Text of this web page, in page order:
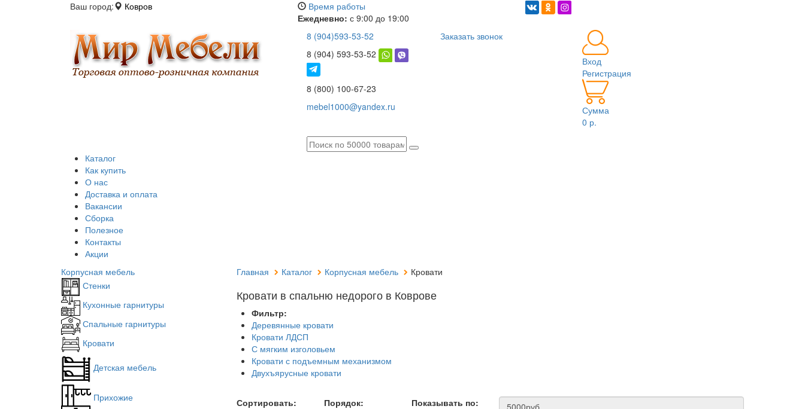
Ваш город: Ковров
Время работы
Ежедневно: с 9:00 до 19:00
8 (904)593-53-52
8 (904) 593-53-52
8 (800) 100-67-23
mebel1000@yandex.ru
Заказать звонок
Вход
Регистрация
Сумма
0 р.
Каталог
Как купить
О нас
Доставка и оплата
Вакансии
Сборка
Полезное
Контакты
Акции
Корпусная мебель
Стенки
Кухонные гарнитуры
Спальные гарнитуры
Кровати
Детская мебель
Прихожие
Главная Каталог Корпусная мебель Кровати
Кровати в спальню недорого в Коврове
Фильтр:
Деревянные кровати
Кровати ЛДСП
С мягким изголовьем
Кровати с подъемным механизмом
Двухъярусные кровати
Сортировать: Порядок: Показывать по: